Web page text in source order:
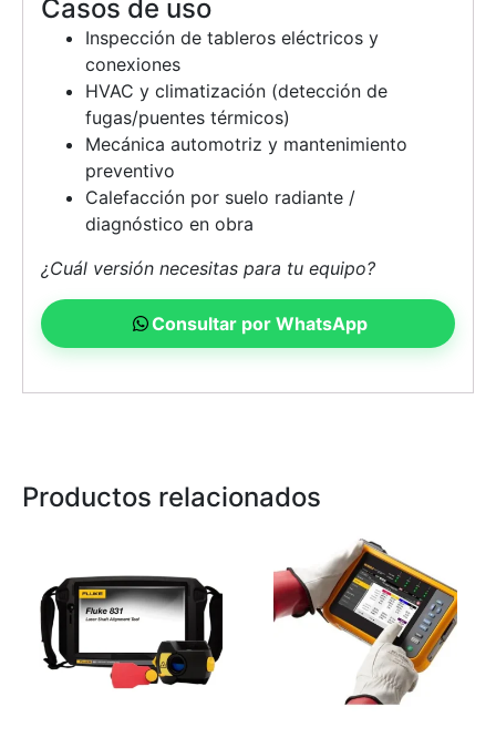
Casos de uso
Inspección de tableros eléctricos y
conexiones
HVAC y climatización (detección de
fugas/puentes térmicos)
Mecánica automotriz y mantenimiento
preventivo
Calefacción por suelo radiante /
diagnóstico en obra
¿Cuál versión necesitas para tu equipo?
Consultar por WhatsApp
Productos relacionados